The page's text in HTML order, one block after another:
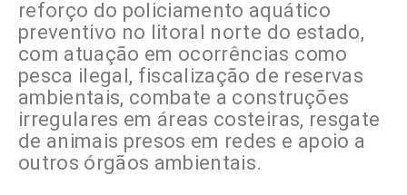
reforço do policiamento aquático
preventivo no litoral norte do estado,
com atuação em ocorrências como
pesca ilegal, fiscalização de reservas
ambientais, combate a construções
irregulares em áreas costeiras, resgate
de animais presos em redes e apoio a
outros órgãos ambientais.